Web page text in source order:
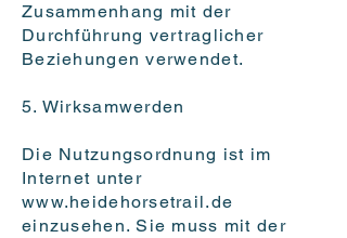
Zusammenhang mit der
Durchführung vertraglicher
Beziehungen verwendet.
5. Wirksamwerden
Die Nutzungsordnung ist im
Internet unter
www.heidehorsetrail.de
einzusehen. Sie muss mit der